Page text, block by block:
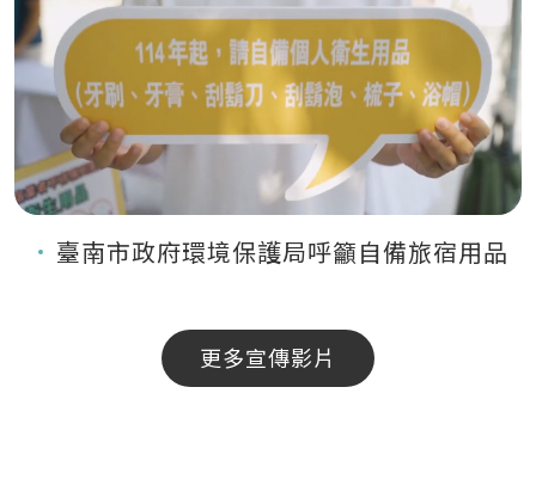
臺南市政府環境保護局呼籲自備旅宿用品
更多宣傳影片